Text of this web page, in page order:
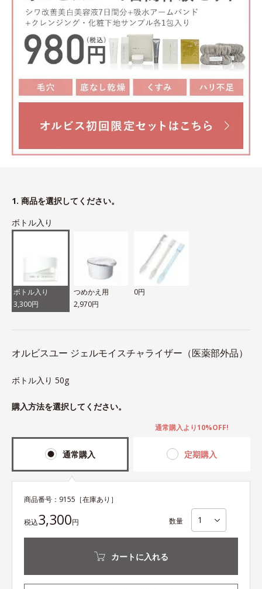
1. 商品を選択してください。
ボトル入り
ボトル入り
3,300円
つめかえ用
2,970円
0円
オルビスユー ジェルモイスチャライザー（医薬部外品）
ボトル入り 50g
購入方法を選択してください。
通常購入 定期購入
通常購入より10%OFF!
商品番号： 9155 ［在庫あり］
税込3,300円 数量
カートに入れる